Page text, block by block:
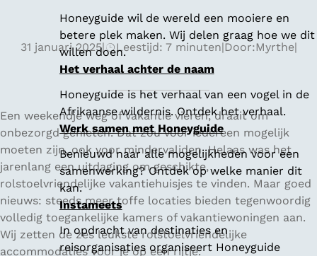
Honeyguide wil de wereld een mooiere en
betere plek maken. Wij delen graag hoe we dit
willen doen.
Het verhaal achter de naam
Honeyguide is het verhaal van een vogel in de
Afrikaanse wildernis. Ontdek het verhaal.
Werk samen met Honeyguide
Benieuwd naar alle mogelijkheden voor een
samenwerking? Ontdek op welke manier dit
kan.
Instameets
In opdracht van destinaties en
reisorganisaties organiseert Honeyguide
31 januari 2025| Leestijd: 7 minuten|Door:Myrthe|
Een weekendje weg of vakantie vieren, draait om
onbezorgd genieten. Dat zou voor iedereen mogelijk
moeten zijn, ook voor mindervaliden. Helaas was het
jarenlang een uitdaging om geschikte,
rolstoelvriendelijke vakantiehuisjes te vinden. Maar goed
nieuws: steeds meer toffe locaties bieden tegenwoordig
volledig toegankelijke kamers of vakantiewoningen aan.
Wij zetten de zes leukste rolstoelvriendelijke
accommodaties voor je op een rijtje.